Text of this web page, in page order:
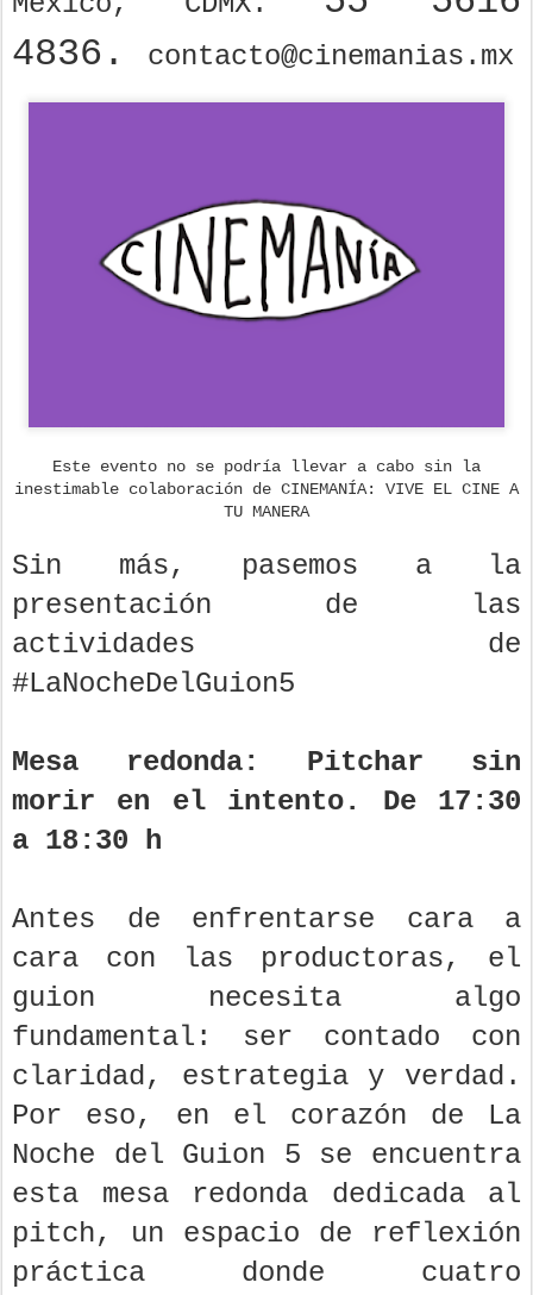
4836.
contacto@cinemanias.mx
Este evento no se podría llevar a cabo sin la
inestimable colaboración de CINEMANÍA: VIVE EL CINE A
TU MANERA
Sin más, pasemos a la
presentación de las
actividades de
#LaNocheDelGuion5
Mesa redonda: Pitchar sin
morir en el intento. De 17:30
a 18:30 h
Antes de enfrentarse cara a
cara con las productoras, el
guion necesita algo
fundamental: ser contado con
claridad, estrategia y verdad.
Por eso, en el corazón de La
Noche del Guion 5 se encuentra
esta mesa redonda dedicada al
pitch, un espacio de reflexión
práctica donde cuatro